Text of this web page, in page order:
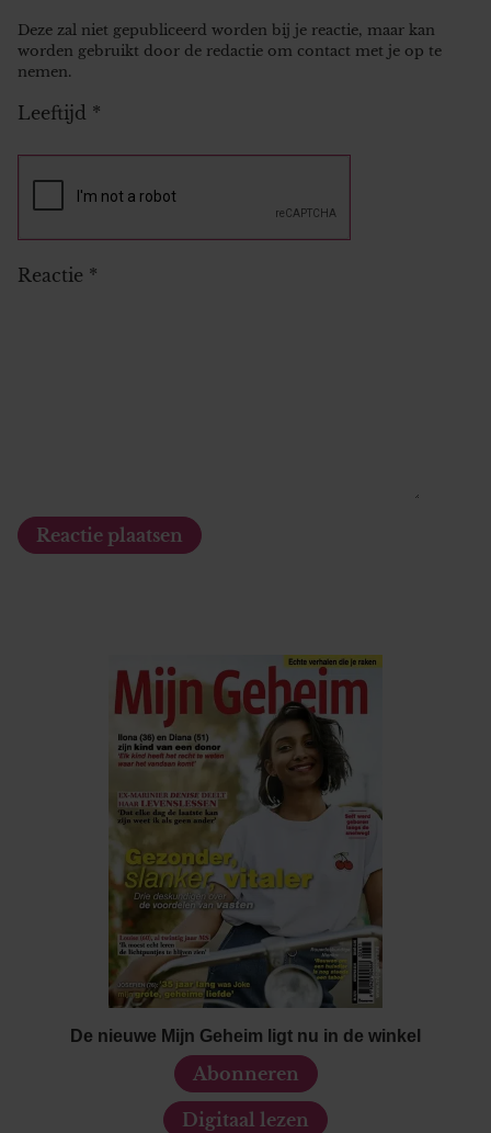
Deze zal niet gepubliceerd worden bij je reactie, maar kan
worden gebruikt door de redactie om contact met je op te
nemen.
Leeftijd *
Reactie *
De nieuwe Mijn Geheim ligt nu in de winkel
Abonneren
Digitaal lezen